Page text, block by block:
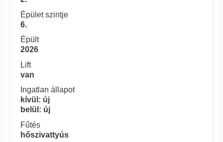
Épület szintje
6.
Épült
2026
Lift
van
Ingatlan állapot
kívül: új
belül: új
Fűtés
hőszivattyús